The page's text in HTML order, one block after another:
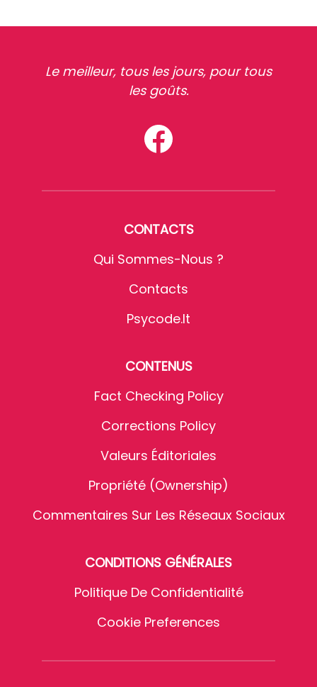
Le meilleur, tous les jours, pour tous
les goûts.
CONTACTS
Qui Sommes-Nous ?
Contacts
Psycode.it
CONTENUS
Fact Checking Policy
Corrections Policy
Valeurs Éditoriales
Propriété (Ownership)
Commentaires Sur Les Réseaux Sociaux
CONDITIONS GÉNÉRALES
Politique De Confidentialité
Cookie Preferences